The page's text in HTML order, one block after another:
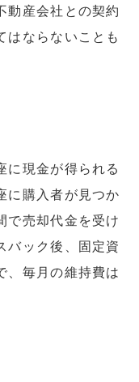
動産会社との契約
はならないことも
に現金が得られる
に購入者が見つか
で売却代金を受け
バック後、固定資
、毎月の維持費は